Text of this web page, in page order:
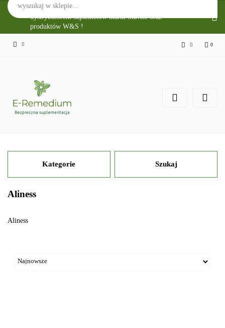
Sklep Internetowy E-Remedium jest głównym
dystrybutorem suplemetów marki Slavito oraz
produktów W&S !
0
Kategorie Szukaj
Aliness
Aliness